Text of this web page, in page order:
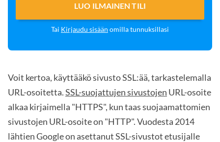
LUO ILMAINEN TILI
Tai Kirjaudu sisään omilla tunnuksillasi
Voit kertoa, käyttääkö sivusto SSL:ää, tarkastelemalla
URL-osoitetta.SSL-suojattujen sivustojen URL-osoite
alkaa kirjaimella "HTTPS", kun taas suojaamattomien
sivustojen URL-osoite on "HTTP". Vuodesta 2014
lähtien Google on asettanut SSL-sivustot etusijalle